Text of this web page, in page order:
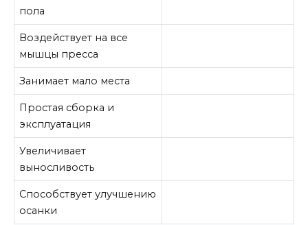
пола
Воздействует на все
мышцы пресса
Занимает мало места
Простая сборка и
эксплуатация
Увеличивает
выносливость
Способствует улучшению
осанки